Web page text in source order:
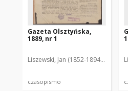
Gazeta Olsztyńska,
1889, nr 1
Liszewski, Jan (1852-1894). Red.
czasopismo